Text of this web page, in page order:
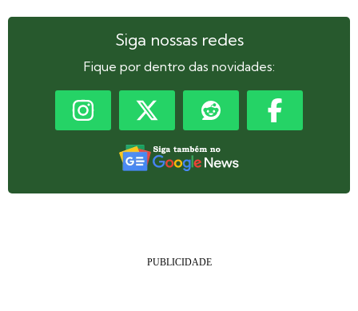
Siga nossas redes
Fique por dentro das novidades: